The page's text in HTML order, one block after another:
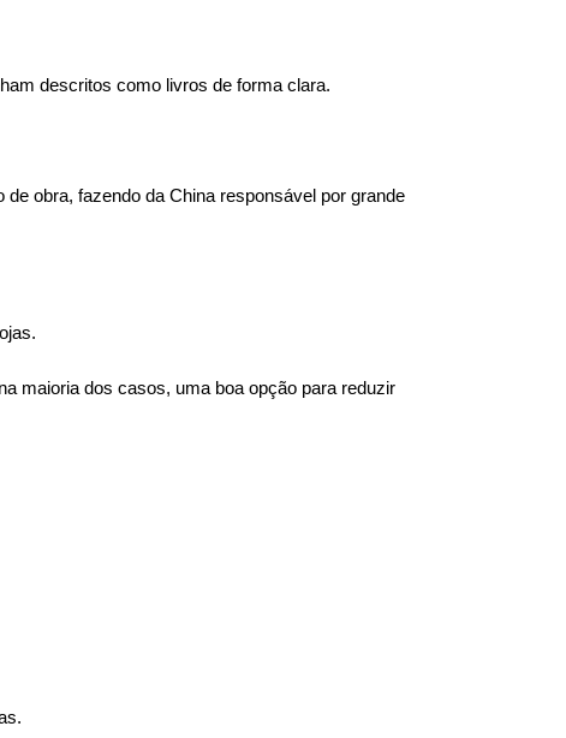
descritos como livros de forma clara.
obra, fazendo da China responsável por grande
maioria dos casos, uma boa opção para reduzir